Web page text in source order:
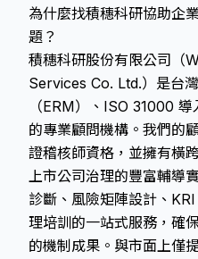
為什麼找積穗科研協助企
題？
積穗科研股份有限公司（
Services Co. Ltd.）是台
（ERM）、ISO 31000
的專業顧問機構。我們的
證稽核師資格，並擁有橫
上市公司治理的豐富輔導
診斷、風險矩陣設計、
理培訓的一站式服務，確
的機制成果。與市面上僅